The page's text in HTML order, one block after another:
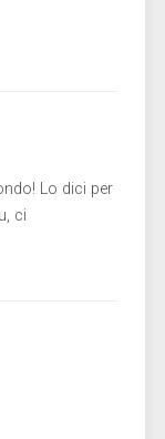
Lo dici per
ci